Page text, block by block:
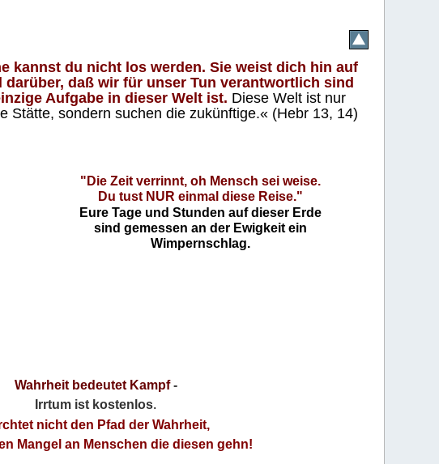
kannst du nicht los werden. Sie weist dich hin auf
daß wir für unser Tun verantwortlich sind
Aufgabe in dieser Welt ist. Diese Welt ist nur
Stätte, sondern suchen die zukünftige.« (Hebr 13, 14)
"Die Zeit verrinnt, oh Mensch sei weise.
Du tust NUR einmal diese Reise."
Eure Tage und Stunden auf dieser Erde
sind gemessen an der Ewigkeit ein
Wimpernschlag.
Wahrheit bedeutet Kampf-
Irrtum ist kostenlos.
nicht den Pfad der Wahrheit,
Mangel an Menschen die diesen gehn!